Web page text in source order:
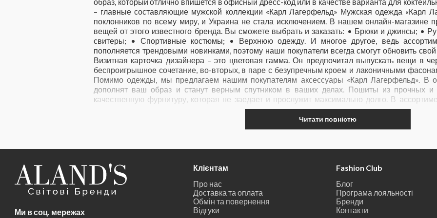
– главные составляющие мужской коллекции «Карл Лагерфельд» Мужская одежда «Карл
поклонников по всему миру, и Украина не стала исключением. В нашем онлайн-магазине
вещей от этого известного бренда. Вы сможете выбрать и заказать: • Брюки и джинсы; •
свитеры; • Спортивные костюмы; • Верхнюю одежду. И многое другое, ведь
пополняется трендовыми новинками, поэтому наши покупатели всегда смогут обновить
Визитная карточка дизайнера – это цветовая гамма. Он предпочитал выпускать вещи в
беспроигрышное сочетание, во-вторых, в паре с безупречным кроем и лаконичными
Помимо одежды, мы предлагаем нашим покупателям аксессуары «Карл Лагерфельд». В
дополнят ваш образ и станут верным спутником в ваших делах. Пошиты из прочных и
качественную фурнитуру, которая не заедает и прослужит максимально долго. В
обувь «Карл Лагерфельд». В основном это практичные и классические модели. Сделаны с
стопы, поэтому в такой паре ваши ноги не будут уставать, даже если вам предстоит
100% оригинал. Брендовая продукция отличается от даже хороших реплик своим
фигуре. Аксессуары и обувь также порадуют своих обладателей отличным внешним видом
выбором размера, то наши консультанты помогут подобрать подходящий вариант по
оставьте свои данные для обратного звонка или напишите нам сообщение.
способом: наличными или безналичным расчетом на банковскую карту. Доставка
Читати повністю
Ми в соц. мережах
Клієнтам
Про нас
Доставка та оплата
Обмін та повернення
Відгуки
Fashion Club
Блог
Програма лояльності
Бренди
Контакти